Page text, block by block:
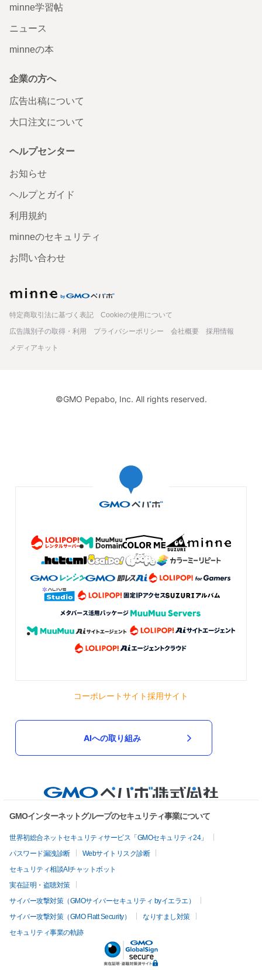
minne学習帖
ニュース
minneの本
企業の方へ
広告出稿について
大口注文について
ヘルプセンター
お知らせ
ヘルプとガイド
利用規約
minneのセキュリティ
お問い合わせ
特定商取引法に基づく表記
Cookieの使用について
広告識別子の取得・利用
プライバシーポリシー 会社概要
採用情報
メディアキット
©GMO Pepabo, Inc. All rights reserved.
コーポレートサイト採用サイト
AIへの取り組み
GMOインターネットグループのセキュリティ事業について
世界初総合ネットセキュリティサービス「GMOセキュリティ24」
パスワード漏洩診断
Webサイトリスク診断
セキュリティ相談AIチャットボット
実在証明・盗聴対策
サイバー攻撃対策（GMOサイバーセキュリティ byイエラエ）
サイバー攻撃対策（GMO Flatt Security）
なりすまし対策
セキュリティ事業の軌跡